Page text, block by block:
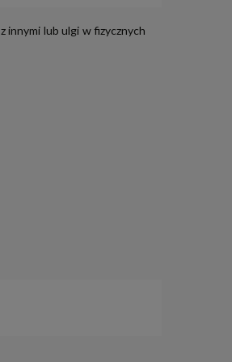
innymi lub ulgi w fizycznych